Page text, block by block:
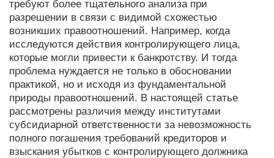
требуют более тщательного анализа при
разрешении в связи с видимой схожестью
возникших правоотношений. Например, когда
исследуются действия контролирующего лица,
которые могли привести к банкротству. И тогда
проблема нуждается не только в обосновании
практикой, но и исходя из фундаментальной
природы правоотношений. В настоящей статье
рассмотрены различия между институтами
субсидиарной ответственности за невозможность
полного погашения требований кредиторов и
взыскания убытков с контролирующего должника